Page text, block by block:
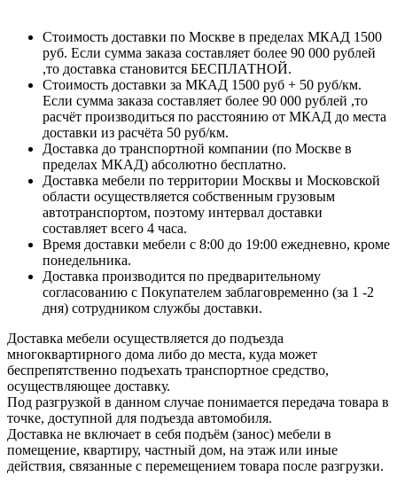
Стоимость доставки по Москве в пределах МКАД 1500
руб. Если сумма заказа составляет более 90 000 рублей
,то доставка становится БЕСПЛАТНОЙ.
Стоимость доставки за МКАД 1500 руб + 50 руб/км.
Если сумма заказа составляет более 90 000 рублей ,то
расчёт производиться по расстоянию от МКАД до места
доставки из расчёта 50 руб/км.
Доставка до транспортной компании (по Москве в
пределах МКАД) абсолютно бесплатно.
Доставка мебели по территории Москвы и Московской
области осуществляется собственным грузовым
автотранспортом, поэтому интервал доставки
составляет всего 4 часа.
Время доставки мебели с 8:00 до 19:00 ежедневно, кроме
понедельника.
Доставка производится по предварительному
согласованию с Покупателем заблаговременно (за 1 -2
дня) сотрудником службы доставки.
Доставка мебели осуществляется до подъезда
многоквартирного дома либо до места, куда может
беспрепятственно подъехать транспортное средство,
осуществляющее доставку.
Под разгрузкой в данном случае понимается передача товара в
точке, доступной для подъезда автомобиля.
Доставка не включает в себя подъём (занос) мебели в
помещение, квартиру, частный дом, на этаж или иные
действия, связанные с перемещением товара после разгрузки.